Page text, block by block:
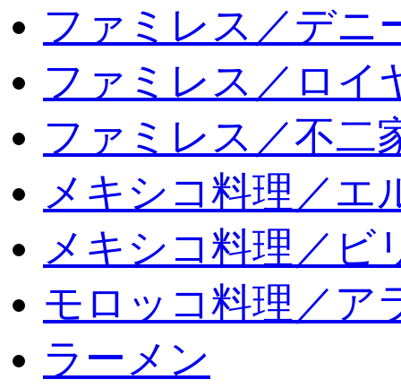
ファミレス／デニ
ファミレス／ロイ
ファミレス／不二
メキシコ料理／エ
メキシコ料理／ビ
モロッコ料理／ア
ラーメン